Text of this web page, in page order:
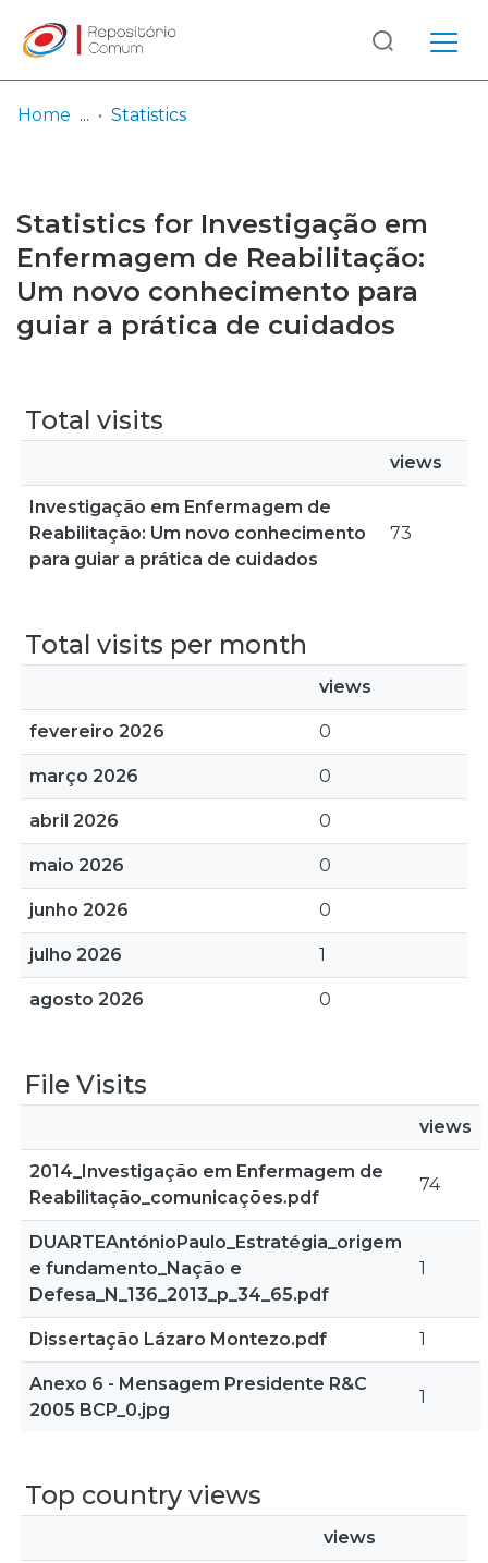
Browse repository
Entities
Log
In
(current)
Home Statistics
Statistics for Investigação em
Enfermagem de Reabilitação:
Um novo conhecimento para
guiar a prática de cuidados
Total visits
views
Investigação em Enfermagem de
Reabilitação: Um novo conhecimento
para guiar a prática de cuidados
73
Total visits per month
views
fevereiro 2026 0
março 2026 0
abril 2026 0
maio 2026 0
junho 2026 0
julho 2026 1
agosto 2026 0
File Visits
views
2014_Investigação em Enfermagem de
Reabilitação_comunicações.pdf
74
DUARTEAntónioPaulo_Estratégia_origem
e fundamento_Nação e
Defesa_N_136_2013_p_34_65.pdf
1
Dissertação Lázaro Montezo.pdf 1
Anexo 6 - Mensagem Presidente R&C
2005 BCP_0.jpg
1
Top country views
views